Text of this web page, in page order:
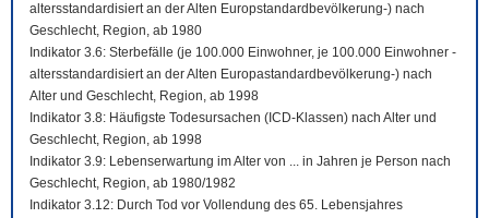
altersstandardisiert an der Alten Europstandardbevölkerung-) nach
Geschlecht, Region, ab 1980
Indikator 3.6: Sterbefälle (je 100.000 Einwohner, je 100.000 Einwohner -
altersstandardisiert an der Alten Europastandardbevölkerung-) nach
Alter und Geschlecht, Region, ab 1998
Indikator 3.8: Häufigste Todesursachen (ICD-Klassen) nach Alter und
Geschlecht, Region, ab 1998
Indikator 3.9: Lebenserwartung im Alter von ... in Jahren je Person nach
Geschlecht, Region, ab 1980/1982
Indikator 3.12: Durch Tod vor Vollendung des 65. Lebensjahres